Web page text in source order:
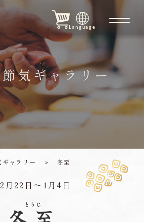
Language
気ギャラリー
ギャラリー ＞ 冬至
月22日〜1月4日
とうじ